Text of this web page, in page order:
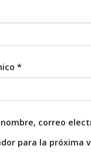
*
correo
para la próxima